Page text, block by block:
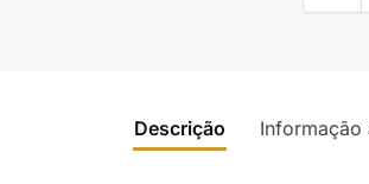
Descrição Informação